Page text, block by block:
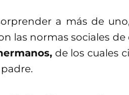
a más de
las normas sociales de
de los cuales